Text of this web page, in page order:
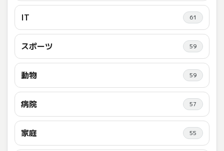
IT 61
スポーツ 59
動物 59
病院 57
家庭 55